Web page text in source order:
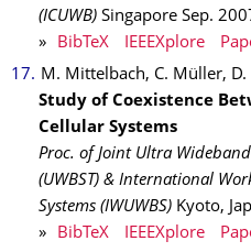
(ICUWB) Singapore Sep.
»
BibTeX IEEEXplore
M. Mittelbach, C. Müller, D.
Study of Coexistence
Cellular Systems
Proc. of Joint Ultra
(UWBST) & International
Systems (IWUWBS) Kyoto,
»
BibTeX IEEEXplore